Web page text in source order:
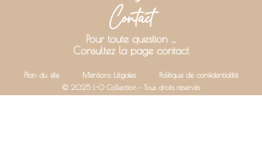
Contact
Pour toute question …
Consultez la page contact
Plan du site Mentions Légales Politique de confidentialité
© 2025 L-O Collection – Tous droits réservés